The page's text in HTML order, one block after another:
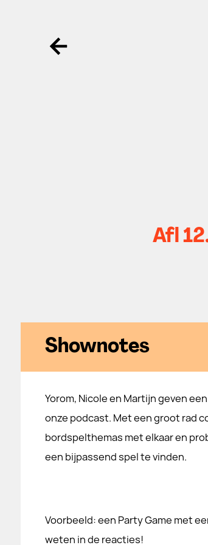
Ga terug
Afl
Shownotes
Yorom, Nicole en Martijn geven
onze podcast. Met een groot rad
bordspelthemas met elkaar en
een bijpassend spel te vinden.
Voorbeeld: een Party Game met
weten in de reacties!